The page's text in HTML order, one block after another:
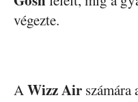
végezte.
AWizz Air